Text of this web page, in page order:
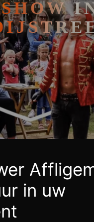
in uw